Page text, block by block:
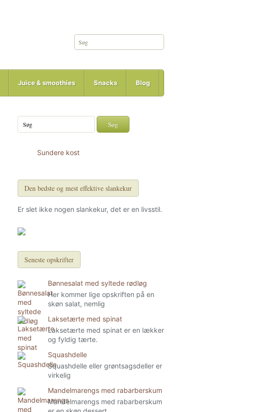
Juice & smoothies Snacks Blog
Sundere kost
Den bedste og mest effektive slankekur
Er slet ikke nogen slankekur, det er en livsstil.
Seneste opskrifter
Bønnesalat med syltede rødløg
Her kommer lige opskriften på en
skøn salat, nemlig
Laksetærte med spinat
Laksetærte med spinat er en lækker
og fyldig tærte.
Squashdelle
Squashdelle eller grøntsagsdeller er
virkelig
Mandelmarengs med rabarberskum
Mandelmarengs med rabarberskum